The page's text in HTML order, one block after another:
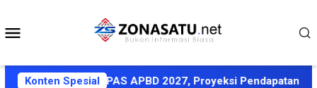
konten
Konten Spesial
PPAS APBD 2027, Proyeksi Pendapatan Rp1,8 Triliun